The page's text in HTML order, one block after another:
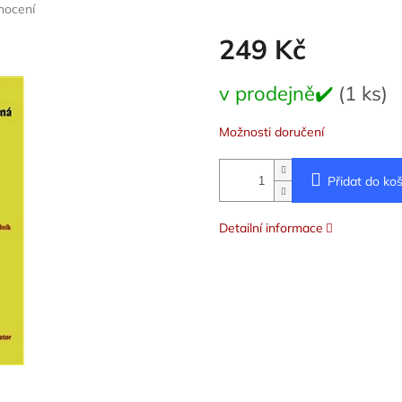
249 Kč
cena:
v prodejně✔️ (1 ks)
Možnosti doručení
Přidat do
Detailní informace